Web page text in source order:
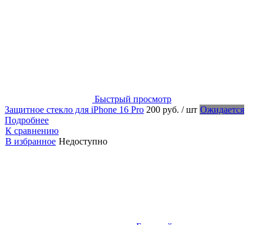
Быстрый просмотр
Защитное стекло для iPhone 16 Pro 200 руб. / шт Ожидается
Подробнее
К сравнению
В избранное Недоступно